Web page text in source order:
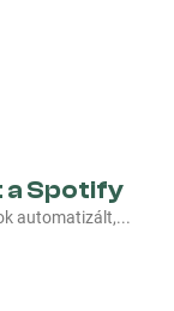
a Spotify
automatizált,